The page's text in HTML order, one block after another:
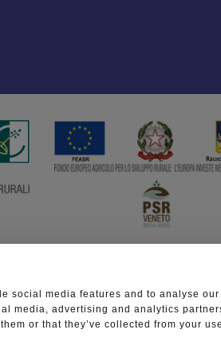
social media features and to analyse
media, advertising and analytics
or that they’ve collected from your
- © Copyright 2020 -